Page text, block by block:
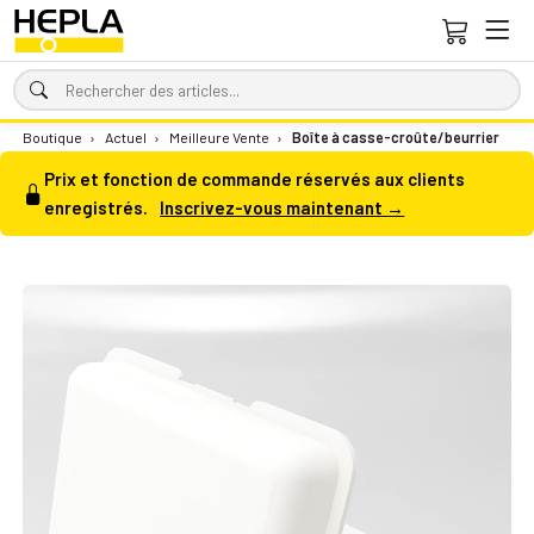
Boutique › Actuel › Meilleure Vente › Boîte à casse-croûte/beurrier
Prix et fonction de commande réservés aux clients
enregistrés.
Inscrivez-vous maintenant →